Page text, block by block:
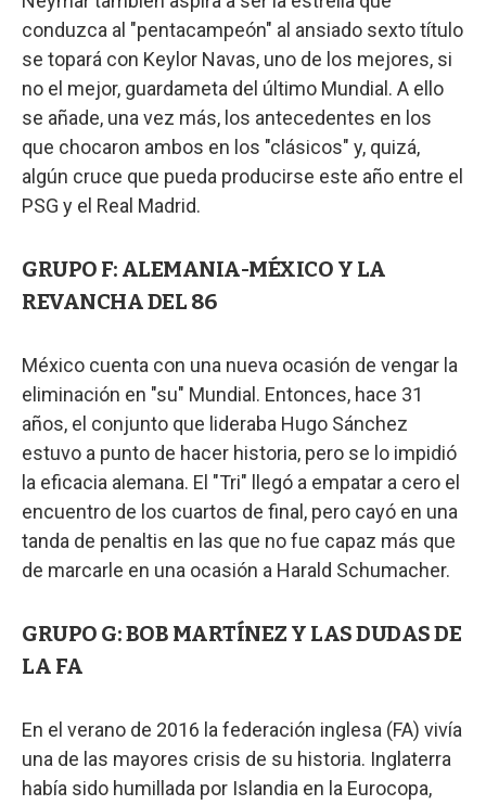
conduzca al "pentacampeón" al ansiado sexto título
se topará con Keylor Navas, uno de los mejores, si
no el mejor, guardameta del último Mundial. A ello
se añade, una vez más, los antecedentes en los
que chocaron ambos en los "clásicos" y, quizá,
algún cruce que pueda producirse este año entre el
PSG y el Real Madrid.
GRUPO F: ALEMANIA-MÉXICO Y LA
REVANCHA DEL 86
México cuenta con una nueva ocasión de vengar la
eliminación en "su" Mundial. Entonces, hace 31
años, el conjunto que lideraba Hugo Sánchez
estuvo a punto de hacer historia, pero se lo impidió
la eficacia alemana. El "Tri" llegó a empatar a cero el
encuentro de los cuartos de final, pero cayó en una
tanda de penaltis en las que no fue capaz más que
de marcarle en una ocasión a Harald Schumacher.
GRUPO G: BOB MARTÍNEZ Y LAS DUDAS DE
LA FA
En el verano de 2016 la federación inglesa (FA) vivía
una de las mayores crisis de su historia. Inglaterra
había sido humillada por Islandia en la Eurocopa,